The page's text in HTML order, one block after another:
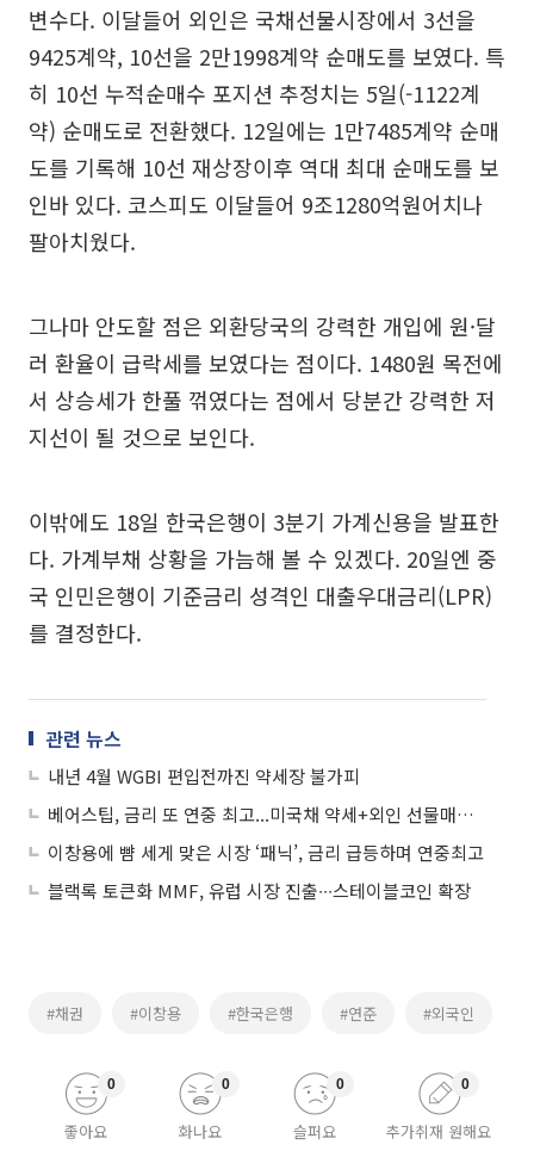
변수다. 이달들어 외인은 국채선물시장에서 3선을
9425계약, 10선을 2만1998계약 순매도를 보였다. 특
히 10선 누적순매수 포지션 추정치는 5일(-1122계
약) 순매도로 전환했다. 12일에는 1만7485계약 순매
도를 기록해 10선 재상장이후 역대 최대 순매도를 보
인바 있다. 코스피도 이달들어 9조1280억원어치나
팔아치웠다.
그나마 안도할 점은 외환당국의 강력한 개입에 원·달
러 환율이 급락세를 보였다는 점이다. 1480원 목전에
서 상승세가 한풀 꺾였다는 점에서 당분간 강력한 저
지선이 될 것으로 보인다.
이밖에도 18일 한국은행이 3분기 가계신용을 발표한
다. 가계부채 상황을 가늠해 볼 수 있겠다. 20일엔 중
국 인민은행이 기준금리 성격인 대출우대금리(LPR)
를 결정한다.
관련 뉴스
내년 4월 WGBI 편입전까진 약세장 불가피
베어스팁, 금리 또 연중 최고...미국채 약세+외인 선물매도+입찰부담
이창용에 뺨 세게 맞은 시장 ‘패닉’, 금리 급등하며 연중최고
블랙록 토큰화 MMF, 유럽 시장 진출∙∙∙스테이블코인 확장
#채권 #이창용 #한국은행 #연준 #외국인
좋아요
0
화나요
0
슬퍼요
0
추가취재 원해요
0